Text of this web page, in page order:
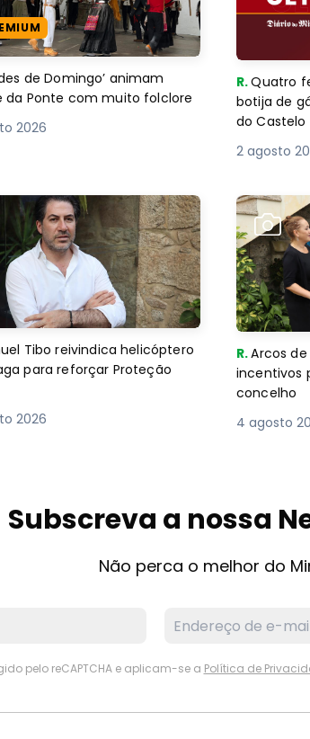
de Domingo’ animam
da Ponte com muito folclore
2026
R.Quatro
botija de
do Castelo
2 agosto
Tibo reivindica helicóptero
para reforçar Proteção
2026
R.Arcos
incentivos
concelho
4 agosto
Subscreva a nossa
Não perca o melhor do
pelo reCAPTCHA e aplicam-se a Política de